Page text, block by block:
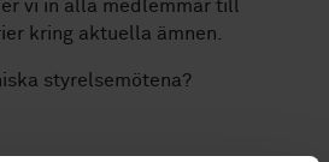
vi in alla medlemmar till
kring aktuella ämnen.
styrelsemötena?